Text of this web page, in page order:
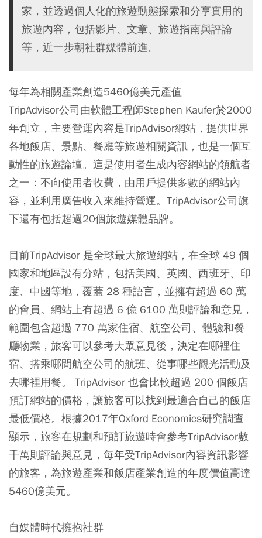
家，並透過個人化的旅遊動態探索和分享實用的
旅遊內容，包括影片、文章、旅遊指南與評論
等，近一步朝社群媒體前進。
每年為相關產業創造5460億美元產值
TripAdvisor公司由軟體工程師Stephen Kaufer於2000
年創立，主要營運內容是TripAdvisor網站，提供世界
各地飯店、景點、餐廳等旅遊相關資訊，也是一個互
動性的旅遊論壇。這是使用者生成內容網站的領航者
之一：不向使用者收費，由用戶提供多數的網站內
容，並利用廣告收入來維持營運。TripAdvisor公司旗
下還有包括超過20個旅遊媒體品牌。
目前TripAdvisor 是全球最大旅遊網站，在全球 49 個
國家和地區設有分站，包括美國、英國、西班牙、印
度、中國等地，覆蓋 28 種語言，並擁有超過 60 萬
的會員。網站上有超過 6 億 6100 萬則評論和意見，
範圍包含超過 770 萬家住宿、航空公司、體驗和餐
廳物業，旅客可以參考大眾意見後，決定在哪裡住
宿、搭乘哪間航空公司的航班、從事哪些觀光活動及
去哪裡用餐。 TripAdvisor 也會比較超過 200 個飯店
預訂網站的價格，讓旅客可以找到最適合自己的飯店
最低價格。根據2017年Oxford Economics研究調查
顯示，旅客在規劃和預訂旅遊時會參考TripAdvisor數
千萬則評論與意見，每年受TripAdvisor內容資訊影響
的旅客，為旅遊產業和飯店產業創造的年度價值高達
5460億美元。
自媒體時代擁抱社群